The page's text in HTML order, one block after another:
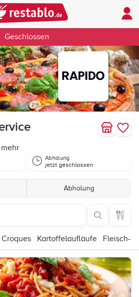
Geschlossen
Abholung
jetzt geschlossen
Abholung
Croques Kartoffelaufläufe Fleisch-